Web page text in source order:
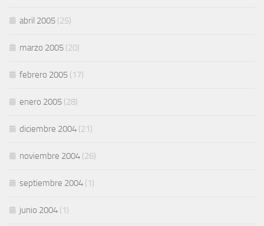
abril 2005 (25)
marzo 2005 (20)
febrero 2005 (17)
enero 2005 (28)
diciembre 2004 (21)
noviembre 2004 (26)
septiembre 2004 (1)
junio 2004 (1)